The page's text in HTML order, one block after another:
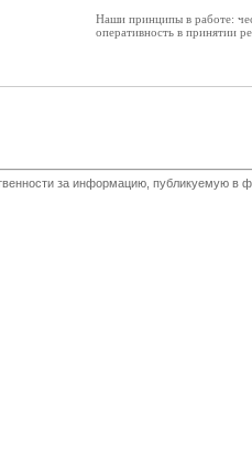
Наши принципы в работе:
оперативность в принятии
за информацию, публикуемую